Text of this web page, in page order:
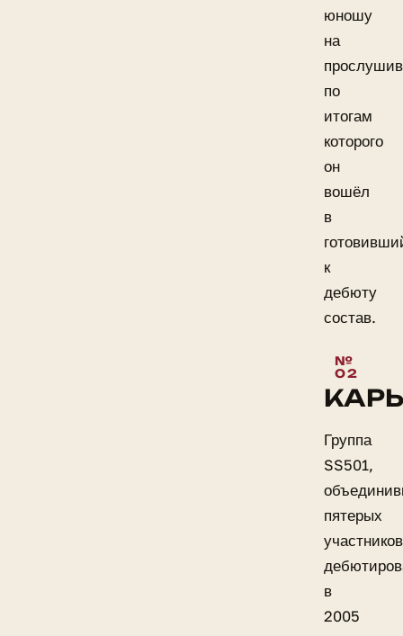
юношу
на
по
итогам
которого
он
вошёл
в
к
дебюту
состав.
Группа
SS501,
пятерых
в
2005